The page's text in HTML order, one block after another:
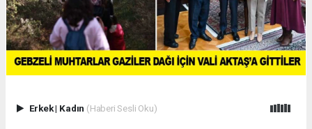
Erkek| Kadın (Haberi Sesli Oku)